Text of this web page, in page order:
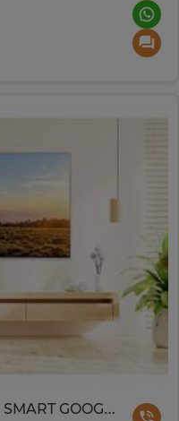
TELEVISEUR 55POUCES TCL SMART GOOGLE TV 4K UHD 55V6B